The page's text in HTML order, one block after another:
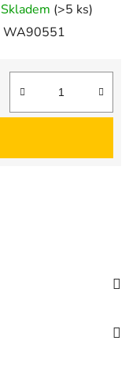
Skladem (>5 ks)
WA90551